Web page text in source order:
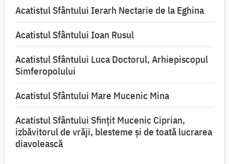
Acatistul Sfântului Ierarh Nectarie de la Eghina
Acatistul Sfântului Ioan Rusul
Acatistul Sfântului Luca Doctorul, Arhiepiscopul
Simferopolului
Acatistul Sfântului Mare Mucenic Mina
Acatistul Sfântului Sfințit Mucenic Ciprian,
izbăvitorul de vrăji, blesteme și de toată lucrarea
diavolească